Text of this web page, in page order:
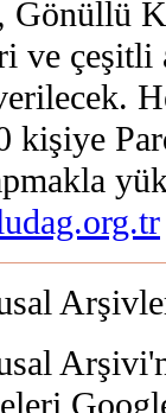
Gönüllü
ve çeşitli
kişiye